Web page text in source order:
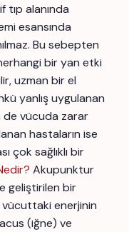
alanında
esansında
Bu sebepten
bir yan etki
uzman bir el
yanlış uygulanan
de vücuda zarar
hastaların ise
çok sağlıklı bir
Akupunktur
geliştirilen bir
enerjinin
(iğne) ve